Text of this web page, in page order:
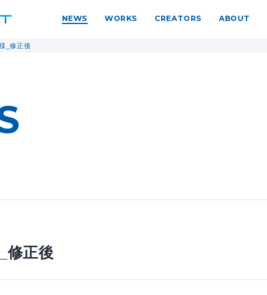
NEWS WORKS CREATORS ABOUT
_修正後
修正後